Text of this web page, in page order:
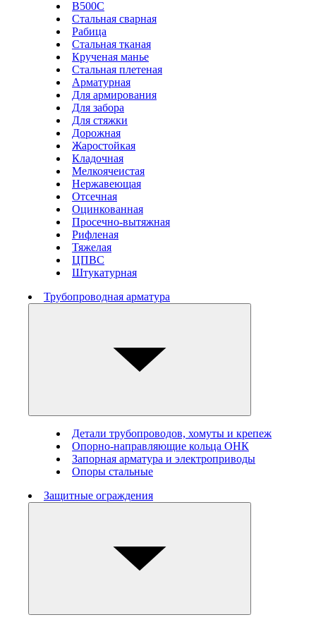
В500С
Стальная сварная
Рабица
Стальная тканая
Крученая манье
Стальная плетеная
Арматурная
Для армирования
Для забора
Для стяжки
Дорожная
Жаростойкая
Кладочная
Мелкоячеистая
Нержавеющая
Отсечная
Оцинкованная
Просечно-вытяжная
Рифленая
Тяжелая
ЦПВС
Штукатурная
Трубопроводная арматура
Детали трубопроводов, хомуты и крепеж
Опорно-направляющие кольца ОНК
Запорная арматура и электроприводы
Опоры стальные
Защитные ограждения